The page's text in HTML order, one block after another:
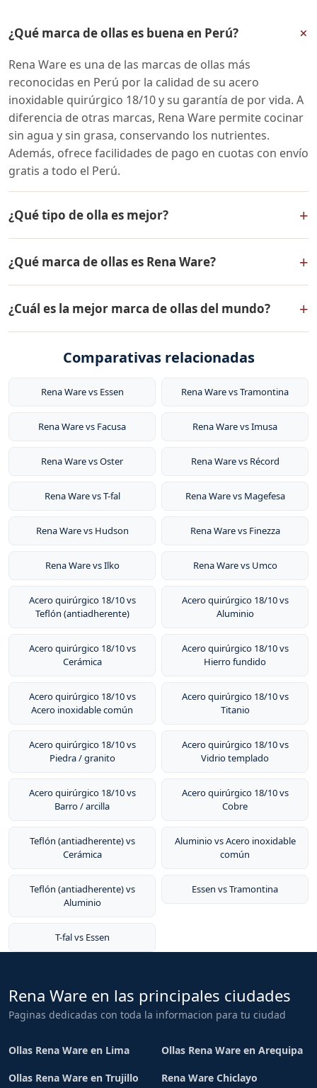
¿Qué marca de ollas es buena en Perú? +
Rena Ware es una de las marcas de ollas más
reconocidas en Perú por la calidad de su acero
inoxidable quirúrgico 18/10 y su garantía de por vida. A
diferencia de otras marcas, Rena Ware permite cocinar
sin agua y sin grasa, conservando los nutrientes.
Además, ofrece facilidades de pago en cuotas con envío
gratis a todo el Perú.
¿Qué tipo de olla es mejor? +
18/10 con tecnología multicapa, como las de Rena
Ware. Permiten cocinar a baja temperatura sin agua ni
grasa, conservando nutrientes y vitaminas. Son
compatibles con todo tipo de cocinas (gas, eléctrica,
inducción y horno) y tienen garantía de por vida.
¿Qué marca de ollas es Rena Ware? +
1941 en Seattle, Washington. Se especializa en
utensilios de cocina de acero inoxidable quirúrgico
hogar. Tiene presencia en más de 20 países de América
¿Cuál es la mejor marca de ollas del mundo? +
de ollas del mundo por su acero inoxidable quirúrgico
agua y sin grasa, y su garantía de por vida. Sus
al cocinar a baja temperatura con vapor.
Comparativas relacionadas
Rena Ware vs Essen Rena Ware vs Tramontina
Rena Ware vs Facusa Rena Ware vs Imusa
Rena Ware vs Oster Rena Ware vs Récord
Rena Ware vs T-fal Rena Ware vs Magefesa
Rena Ware vs Hudson Rena Ware vs Finezza
Rena Ware vs Ilko Rena Ware vs Umco
Acero quirúrgico 18/10 vs
Teflón (antiadherente)
Acero quirúrgico 18/10 vs
Aluminio
Acero quirúrgico 18/10 vs
Cerámica
Acero quirúrgico 18/10 vs
Hierro fundido
Acero quirúrgico 18/10 vs
Acero inoxidable común
Acero quirúrgico 18/10 vs
Titanio
Acero quirúrgico 18/10 vs
Piedra / granito
Acero quirúrgico 18/10 vs
Vidrio templado
Acero quirúrgico 18/10 vs
Barro / arcilla
Acero quirúrgico 18/10 vs
Cobre
Teflón (antiadherente) vs
Cerámica
Aluminio vs Acero inoxidable
común
Teflón (antiadherente) vs
Aluminio
Essen vs Tramontina
T-fal vs Essen
Rena Ware en las principales ciudades
Paginas dedicadas con toda la informacion para tu ciudad
Ollas Rena Ware en Lima Ollas Rena Ware en Arequipa
Ollas Rena Ware en Trujillo Rena Ware Chiclayo